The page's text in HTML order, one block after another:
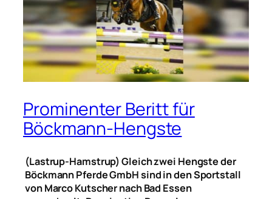
Prominenter Beritt für
Böckmann-Hengste
(Lastrup-Hamstrup) Gleich zwei Hengste der
Böckmann Pferde GmbH sind in den Sportstall
von Marco Kutscher nach Bad Essen